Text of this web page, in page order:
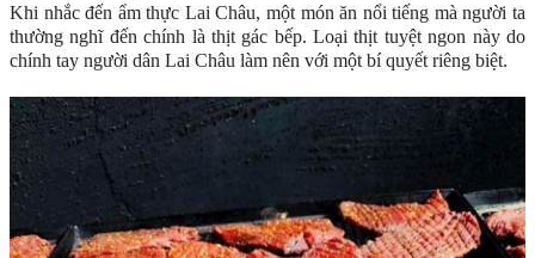
Khi nhắc đến ẩm thực Lai Châu, một món ăn nổi tiếng mà người ta
thường nghĩ đến chính là thịt gác bếp. Loại thịt tuyệt ngon này do
chính tay người dân Lai Châu làm nên với một bí quyết riêng biệt.